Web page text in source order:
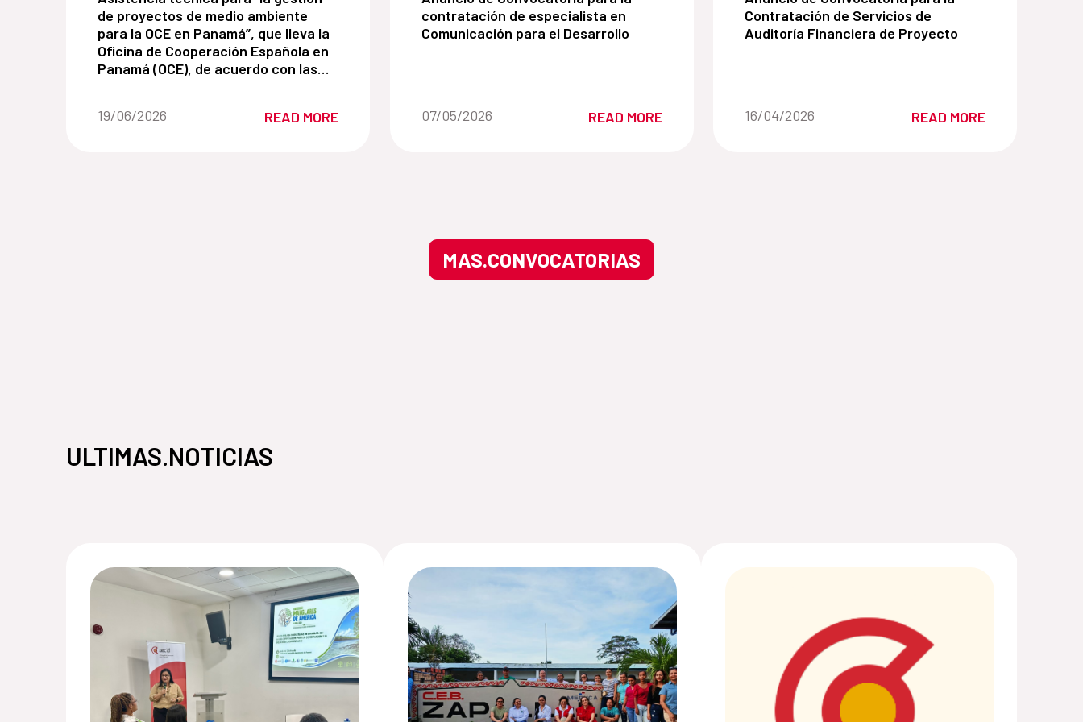
de proyectos de medio ambiente
para la OCE en Panamá”, que lleva la
Oficina de Cooperación Española en
Panamá (OCE), de acuerdo con las
Internacional para el Desarrollo
Date of the news::
19/06/2026 READ MORE
contratación de especialista en
Comunicación para el Desarrollo
Date of the news::
07/05/2026 READ MORE
Contratación de Servicios de
Auditoría Financiera de Proyecto
Date of the news::
16/04/2026 READ MORE
MAS.CONVOCATORIAS
ULTIMAS.NOTICIAS